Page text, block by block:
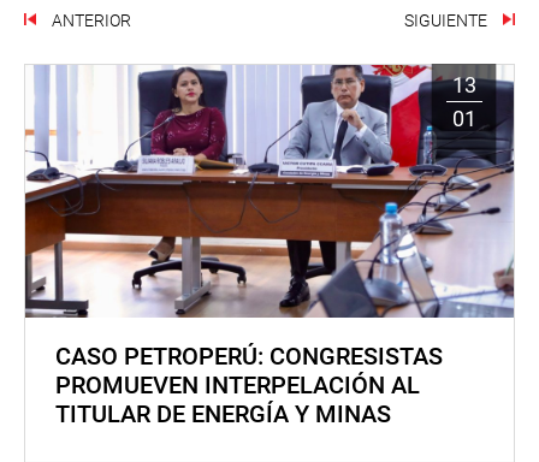
ANTERIOR SIGUIENTE
13
01
CASO PETROPERÚ: CONGRESISTAS
PROMUEVEN INTERPELACIÓN AL
TITULAR DE ENERGÍA Y MINAS